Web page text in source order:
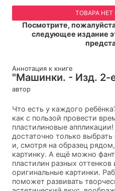
ТОВАРА
Посмотрите,
следующее издание
Аннотация к книге
"Машинки. - Изд. 2-
автор
Что есть у каждого
как с пользой провести
пластилиновые
достаточно только
и, смотря на образец
картинку. А ещё можно
пластилин разных
оригинальные картинки.
поможет развивать